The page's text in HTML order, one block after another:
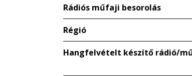
Rádiós műfaji besorolás
Régió
Hangfelvételt készítő rádió/